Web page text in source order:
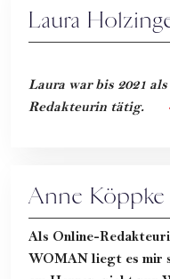
Laura
Laura war bis 2021
Redakteurin tätig.
Anne Köppke
Als Online-
WOMAN liegt es mir